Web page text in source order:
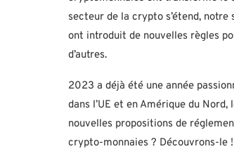
secteur de la crypto s’étend,
ont introduit de nouvelles règles
d’autres.
2023 a déjà été une année
dans l’UE et en Amérique du
nouvelles propositions de
crypto-monnaies ? Découvrons-le !